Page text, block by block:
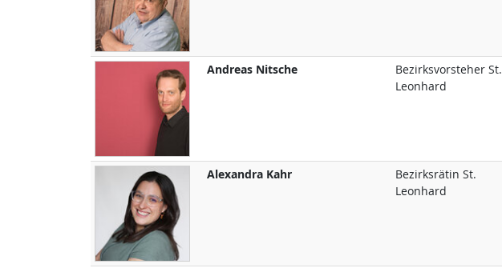
Andreas Nitsche
Bezirksvorsteher St.
Leonhard
Alexandra Kahr
Bezirksrätin St.
Leonhard